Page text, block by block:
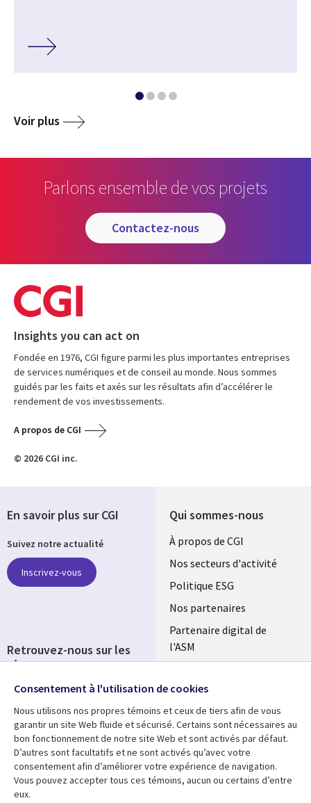
Voir plus
Parlons ensemble de vos projets
contactez-nous
Insights you can act on
Fondée en 1976, CGI figure parmi les plus importantes entreprises
de services numériques et de conseil au monde. Nous sommes
guidés par les faits et axés sur les résultats afin d’accélérer le
rendement de vos investissements.
A propos de CGI
© 2026 CGI inc.
Qui sommes-nous
Useful
links
FRANCE
À propos de CGI
Nos secteurs d'activité
Politique ESG
Nos partenaires
Partenaire digital de
l'ASM
Fusions
Ressources
Library
Articles
Blog
Support
Legal
Accessibilité
En savoir plus sur CGI
Suivez notre actualité
Inscrivez-vous
Retrouvez-nous sur les
réseaux
Social
Media
FRANCE
Consentement à l'utilisation de cookies
Nous utilisons nos propres témoins et ceux de tiers afin de vous
garantir un site Web fluide et sécurisé. Certains sont nécessaires au
bon fonctionnement de notre site Web et sont activés par défaut.
D’autres sont facultatifs et ne sont activés qu’avec votre
consentement afin d’améliorer votre expérience de navigation.
Vous pouvez accepter tous ces témoins, aucun ou certains d’entre
eux.